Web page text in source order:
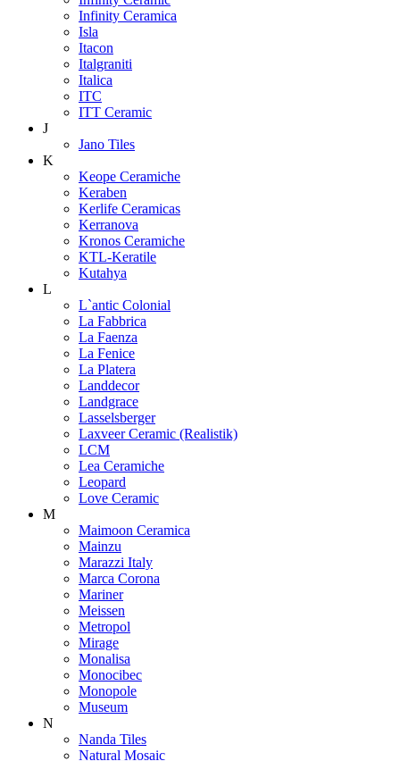
Infinity Ceramica
Isla
Itacon
Italgraniti
Italica
ITC
ITT Ceramic
J
Jano Tiles
K
Keope Ceramiche
Keraben
Kerlife Ceramicas
Kerranova
Kronos Ceramiche
KTL-Keratile
Kutahya
L
L`antic Colonial
La Fabbrica
La Faenza
La Fenice
La Platera
Landdecor
Landgrace
Lasselsberger
Laxveer Ceramic (Realistik)
LCM
Lea Ceramiche
Leopard
Love Ceramic
M
Maimoon Ceramica
Mainzu
Marazzi Italy
Marca Corona
Mariner
Meissen
Metropol
Mirage
Monalisa
Monocibec
Monopole
Museum
N
Nanda Tiles
Natural Mosaic